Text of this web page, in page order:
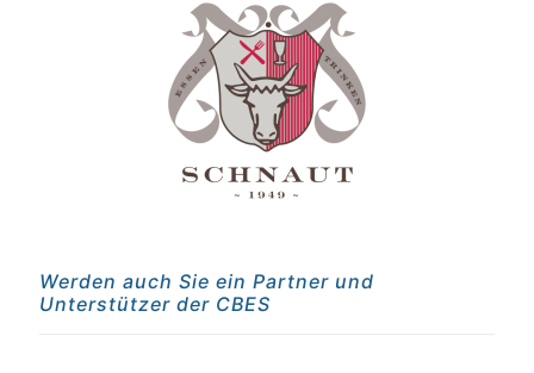
Werden auch Sie ein Partner und
Unterstützer der CBES